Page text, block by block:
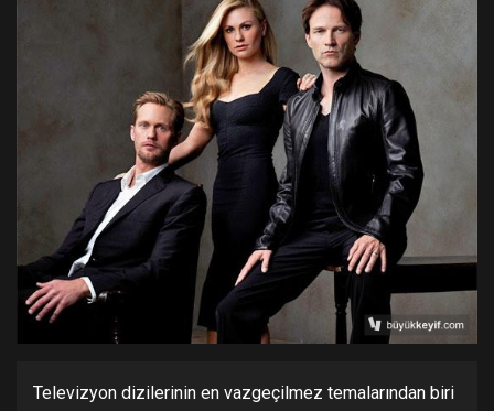
Televizyon dizilerinin en vazgeçilmez temalarından biri